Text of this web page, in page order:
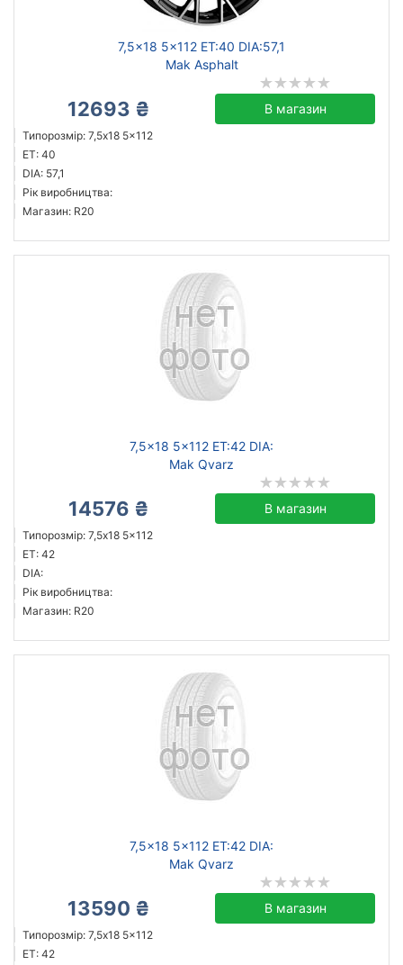
7,5x18 5x112 ET:40 DIA:57,1
Mak Asphalt
12693 ₴ В магазин
Типорозмір: 7,5x18 5x112
ET: 40
DIA: 57,1
Рік виробництва:
Магазин: R20
7,5x18 5x112 ET:42 DIA:
Mak Qvarz
14576 ₴ В магазин
Типорозмір: 7,5x18 5x112
ET: 42
DIA:
Рік виробництва:
Магазин: R20
7,5x18 5x112 ET:42 DIA:
Mak Qvarz
13590 ₴ В магазин
Типорозмір: 7,5x18 5x112
ET: 42